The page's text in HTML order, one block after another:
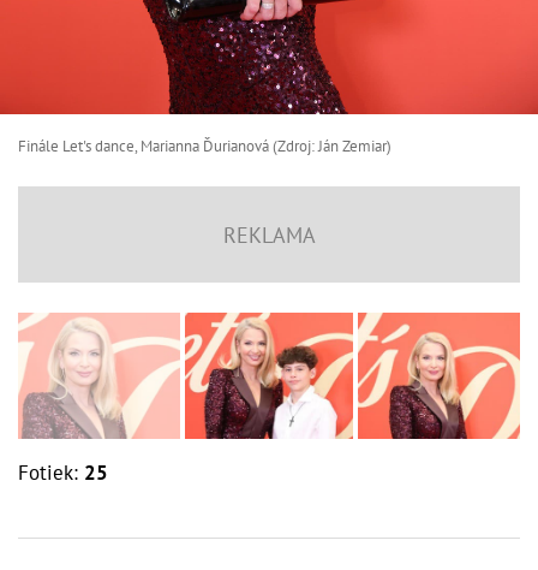
Finále Let's dance, Marianna Ďurianová (Zdroj: Ján Zemiar)
Fotiek: 25